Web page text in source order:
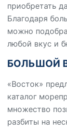
приобретать
Благодаря
можно
любой вкус и
БОЛЬШОЙ
«Восток»
каталог
множество
разбиты на